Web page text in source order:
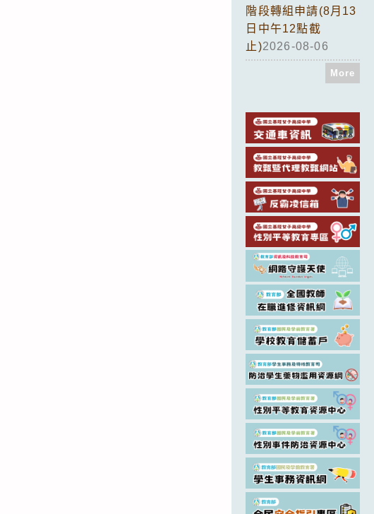
階段轉組申請(8月13
日中午12點截
止)2026-08-06
More